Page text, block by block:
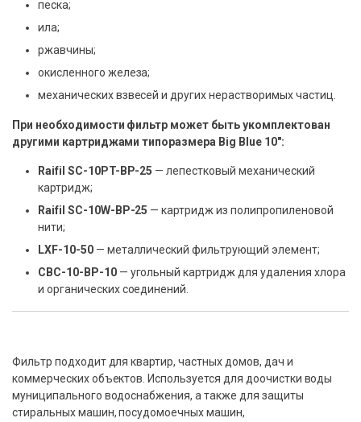
песка;
ила;
ржавчины;
окисленного железа;
механических взвесей и других нерастворимых частиц.
При необходимости фильтр может быть укомплектован
другими картриджами типоразмера Big Blue 10″:
Raifil SC-10PT-BP-25 — лепестковый механический
картридж;
Raifil SC-10W-BP-25 — картридж из полипропиленовой
нити;
LXF-10-50— металлический фильтрующий элемент;
CBC-10-BP-10— угольный картридж для удаления хлора
и органических соединений.
Фильтр подходит для квартир, частных домов, дач и
коммерческих объектов. Используется для доочистки воды
муниципального водоснабжения, а также для защиты
стиральных машин, посудомоечных машин,